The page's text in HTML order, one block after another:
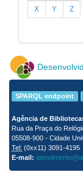
X Y Z
SPARQL endpoint
Agência de
Rua da Praça do
05508-900 - Cidade
Tel: (0xx11) 3091-4195
E-mail: